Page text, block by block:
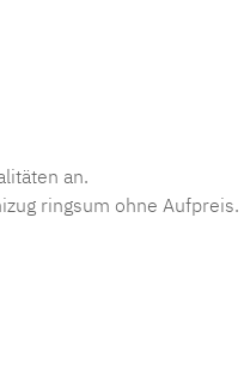
an.
ringsum ohne Aufpreis.